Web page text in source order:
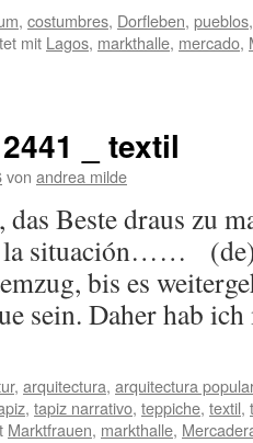
, costumbres, Dorfleben, pueblos
mit Lagos, markthalle, mercado,
_ textil
von andrea milde
das Beste draus zu
la situación…… (de)
bis es
sein. Daher hab
, arquitectura, arquitectura popular
, tapiz narrativo, teppiche, textil,
Marktfrauen, markthalle,